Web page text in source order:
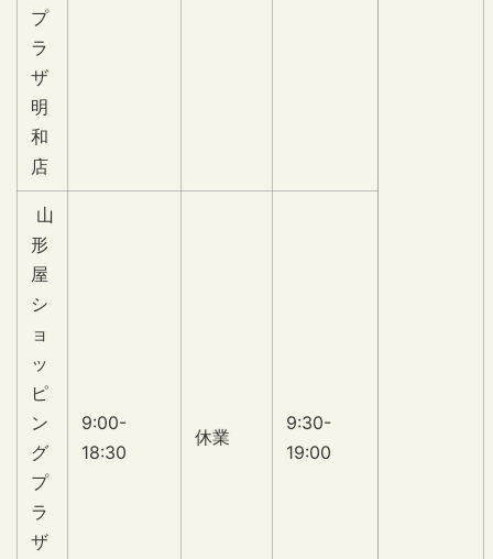
プ
ラ
ザ
明
和
店
山
形
屋
シ
ョ
ッ
ピ
ン
グ
プ
ラ
ザ
9:00-
18:30
休業
9:30-
19:00